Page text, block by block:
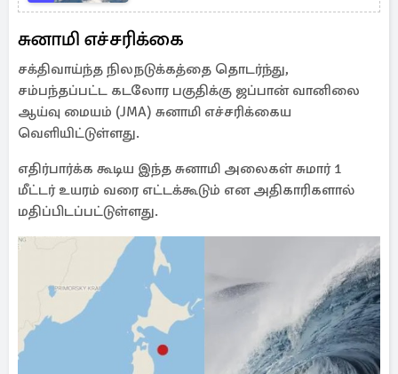
வெளியிட்ட வீடியோ
சுனாமி எச்சரிக்கை
சக்திவாய்ந்த நிலநடுக்கத்தை தொடர்ந்து,
சம்பந்தப்பட்ட கடலோர பகுதிக்கு ஜப்பான் வானிலை
ஆய்வு மையம் (JMA) சுனாமி எச்சரிக்கைய
வெளியிட்டுள்ளது.
எதிர்பார்க்க கூடிய இந்த சுனாமி அலைகள் சுமார் 1
மீட்டர் உயரம் வரை எட்டக்கூடும் என அதிகாரிகளால்
மதிப்பிடப்பட்டுள்ளது.